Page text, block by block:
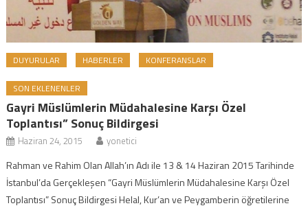
DUYURULAR HABERLER KONFERANSLAR
SON EKLENENLER
Gayri Müslümlerin Müdahalesine Karşı Özel
Toplantısı” Sonuç Bildirgesi
Haziran 24, 2015 yonetici
Rahman ve Rahim Olan Allah’ın Adı ile 13 & 14 Haziran 2015 Tarihinde
İstanbul’da Gerçekleşen “Gayri Müslümlerin Müdahalesine Karşı Özel
Toplantısı” Sonuç Bildirgesi Helal, Kur’an ve Peygamberin öğretilerine